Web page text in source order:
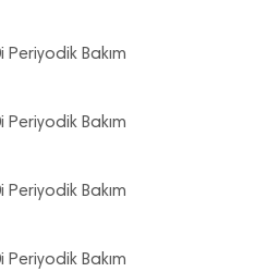
Periyodik Bakım
Periyodik Bakım
Periyodik Bakım
Periyodik Bakım